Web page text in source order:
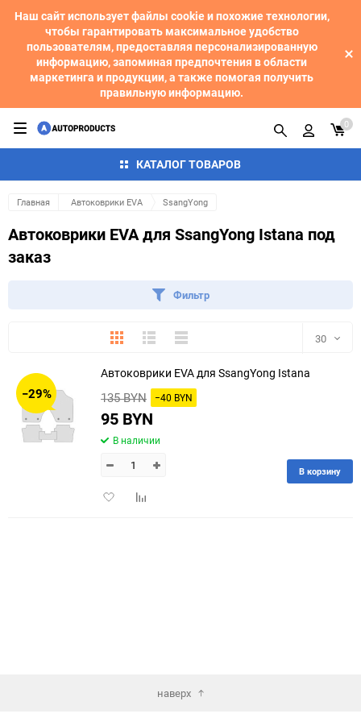
Наш сайт использует файлы cookie и похожие технологии,
чтобы гарантировать максимальное удобство
пользователям, предоставляя персонализированную
информацию, запоминая предпочтения в области
маркетинга и продукции, а также помогая получить
правильную информацию.
КАТАЛОГ ТОВАРОВ
0
Главная Автоковрики EVA SsangYong
Автоковрики EVA для SsangYong Istana под
заказ
Фильтр
ПлиткаПодробноКомпактно 30
30
150
−29%
Автоковрики EVA для SsangYong Istana
135 BYN −40 BYN
95 BYN
В наличии
ДобавитьДобавить
В корзину
наверх